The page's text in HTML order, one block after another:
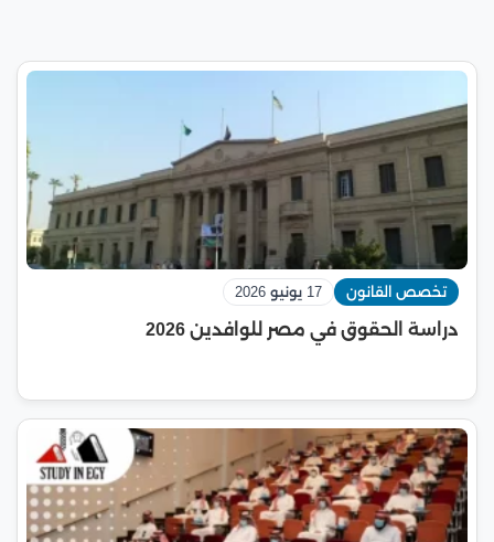
تخصص القانون 17 يونيو 2026
دراسة الحقوق في مصر للوافدين 2026